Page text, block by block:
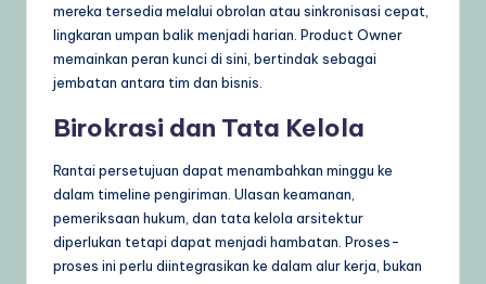
mereka tersedia melalui obrolan atau sinkronisasi cepat,
lingkaran umpan balik menjadi harian. Product Owner
memainkan peran kunci di sini, bertindak sebagai
jembatan antara tim dan bisnis.
Birokrasi dan Tata Kelola
Rantai persetujuan dapat menambahkan minggu ke
dalam timeline pengiriman. Ulasan keamanan,
pemeriksaan hukum, dan tata kelola arsitektur
diperlukan tetapi dapat menjadi hambatan. Proses-
proses ini perlu diintegrasikan ke dalam alur kerja, bukan